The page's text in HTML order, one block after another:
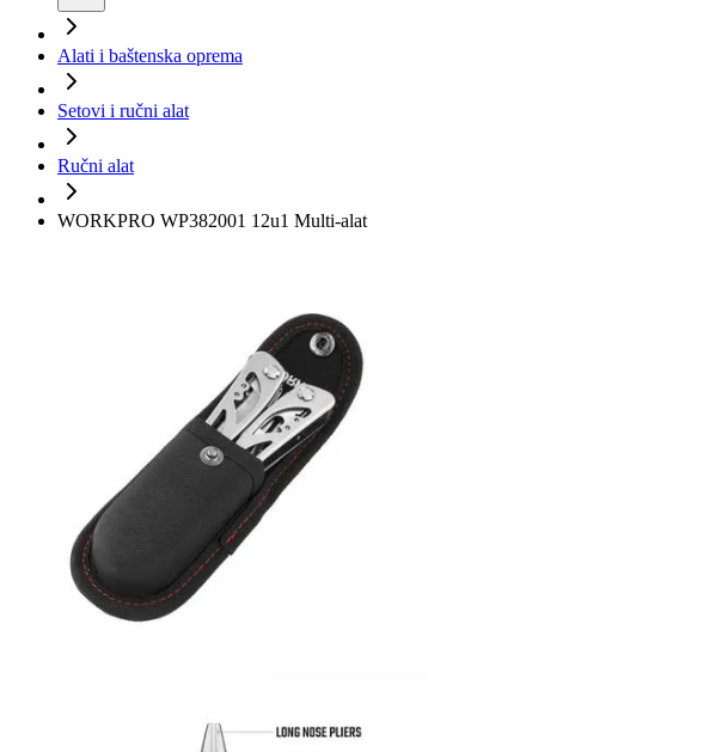
Alati i baštenska oprema
Setovi i ručni alat
Ručni alat
WORKPRO WP382001 12u1 Multi-alat